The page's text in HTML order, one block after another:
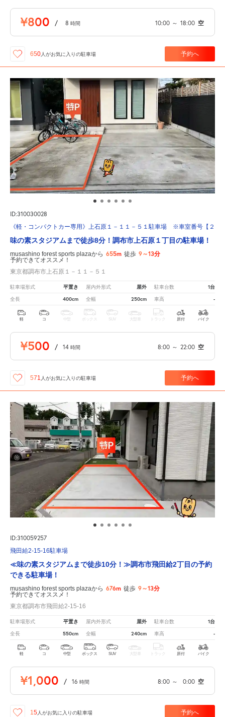
¥800 / 8 時間 10:00 ～ 18:00 空
650 人がお気に入りの駐車場 予約へ
ID:310030028
《軽・コンパクトカー専用》上石原１－１１－５１駐車場 ※車室番号【２】
味の素スタジアムまで徒歩8分！調布市上石原１丁目の駐車場！
musashino forest sports plazaから 655m 徒歩 9～13分
予約できてオススメ！
東京都調布市上石原１－１１－５１
駐車場形式 平置き 屋内外形式 屋外 駐車台数 1台
全長 400cm 全幅 250cm 車高 -
軽 コ 中型 ボックス SUV 大型車 トラック 原付 バイク
¥500 / 14 時間 8:00 ～ 22:00 空
571 人がお気に入りの駐車場 予約へ
ID:310059257
飛田給2-15-16駐車場
≪味の素スタジアムまで徒歩10分！≫調布市飛田給2丁目の予約
できる駐車場！
musashino forest sports plazaから 676m 徒歩 9～13分
予約できてオススメ！
東京都調布市飛田給2-15-16
駐車場形式 平置き 屋内外形式 屋外 駐車台数 1台
全長 550cm 全幅 240cm 車高 -
軽 コ 中型 ボックス SUV 大型車 トラック 原付 バイク
¥1,000 / 16 時間 8:00 ～ 0:00 空
15 人がお気に入りの駐車場 予約へ